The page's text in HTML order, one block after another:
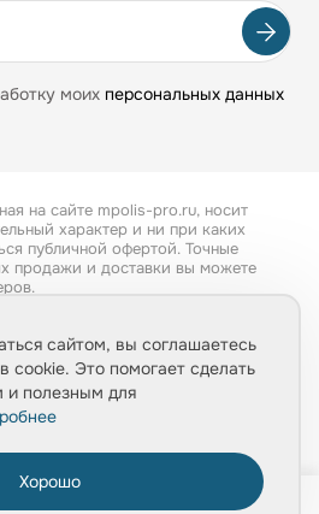
моих персональных данных
на сайте mpolis-pro.ru, носит
характер и ни при каких
публичной офертой. Точные
продажи и доставки вы можете
персональных данных
сайтом, вы соглашаетесь
cookie. Это помогает сделать
и полезным для
Хорошо